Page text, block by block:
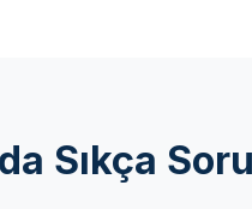
Sıkça